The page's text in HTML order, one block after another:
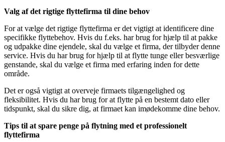
Valg af det rigtige flyttefirma til dine behov
For at vælge det rigtige flyttefirma er det vigtigt at identificere dine
specifikke flyttebehov. Hvis du f.eks. har brug for hjælp til at pakke
og udpakke dine ejendele, skal du vælge et firma, der tilbyder denne
service. Hvis du har brug for hjælp til at flytte tunge eller besværlige
genstande, skal du vælge et firma med erfaring inden for dette
område.
Det er også vigtigt at overveje firmaets tilgængelighed og
fleksibilitet. Hvis du har brug for at flytte på en bestemt dato eller
tidspunkt, skal du sikre dig, at firmaet kan imødekomme dine behov.
Tips til at spare penge på flytning med et professionelt
flyttefirma